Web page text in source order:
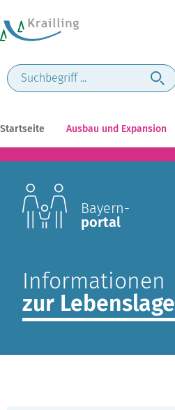
Startseite Ausbau und Expansion
Bayern-
portal
Informationen
zur Lebenslage